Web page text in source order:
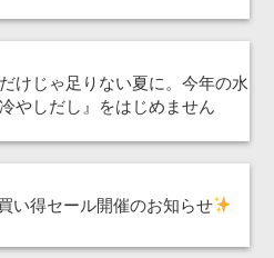
だけじゃ足りない夏に。今年の水
やしだし』をはじめません
い得セール開催のお知らせ